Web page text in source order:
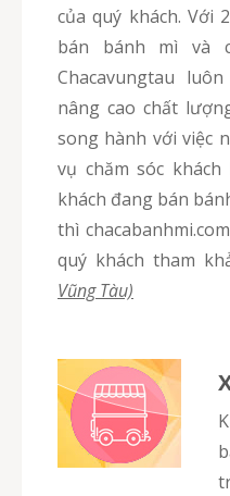
của quý khách. Với
bán bánh mì và
Chacavungtau
nâng cao chất
song hành với việc
vụ chăm sóc
khách đang bán
thì
quý khách tham
Vũng Tàu)
Khi bắt đầu kinh doanh